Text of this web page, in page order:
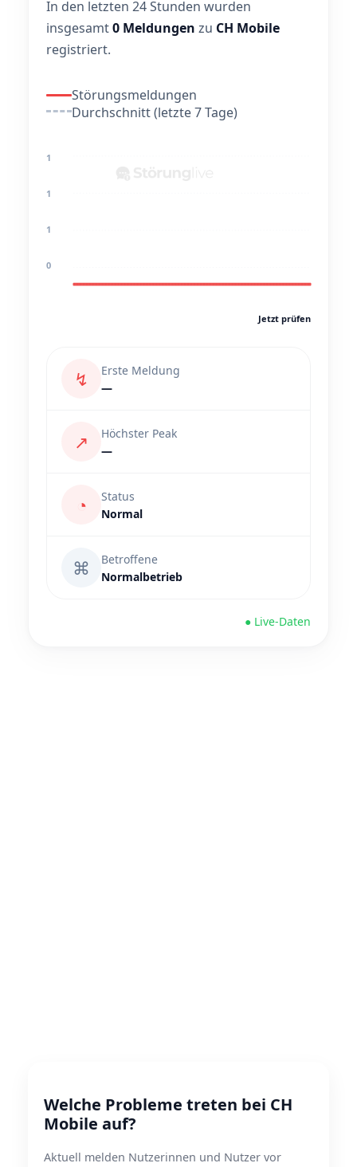
In den letzten 24 Stunden wurden
insgesamt0 Meldungen zu CH Mobile
registriert.
Störungsmeldungen
Durchschnitt (letzte 7 Tage)
1
1
1
0
Jetzt prüfen
↯
Erste Meldung
—
↗
Höchster Peak
—
◔
Status
Normal
⌘
Betroffene
Normalbetrieb
● Live-Daten
Welche Probleme treten bei CH
Mobile auf?
Aktuell melden Nutzerinnen und Nutzer vor